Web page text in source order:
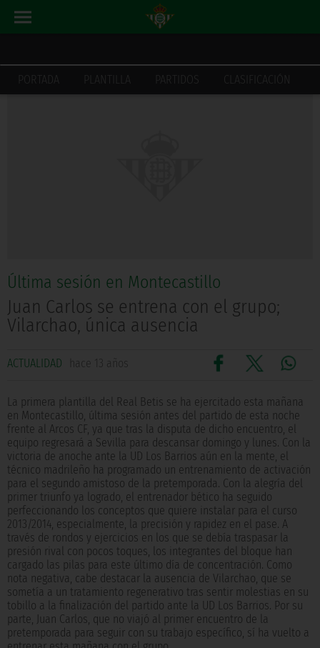
PORTADA PLANTILLA PARTIDOS CLASIFICACIÓN
Última sesión en Montecastillo
Juan Carlos se entrena con el grupo;
Vilarchao, única ausencia
ACTUALIDAD hace 13 años
La primera plantilla del Real Betis se ha ejercitado esta mañana
en Montecastillo, última sesión antes del partido de esta noche
frente al Arcos CF, ya que tras la disputa de dicho encuentro, el
equipo regresará a Sevilla para descansar domingo y lunes. Con la
victoria de anoche ante la UD Los Barrios aún en la mente, el
técnico madrileño ha programado un entrenamiento de activación
para el segundo amistoso de la pretemporada. Con la alegría del
primer triunfo ya logrado, el entrenador bético ha seguido
perfeccionando los conceptos que quiere instalar para el curso
2013/2014, especialmente, la precisión y rapidez en el pase. A
través de rondos y ejercicios en los que se debía traspasar la
presión rival con pocos toques, los integrantes del bloque han
cargado las pilas para este último día de concentración. Como
nota negativa, cabe destacar la ausencia de Vilarchao, que se
sometía a un tratamiento regenerativo tras sentir molestias en su
tobillo a la finalización del partido ante la UD Los Barrios. Por su
parte, Juan Carlos, que no viajó al primer encuentro de la
pretemporada para seguir con su trabajo específico, sí ha vuelto a